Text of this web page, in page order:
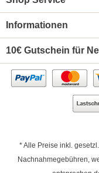
Informationen
10€ Gutschein für
* Alle Preise inkl.
Nachnahmegebühren,